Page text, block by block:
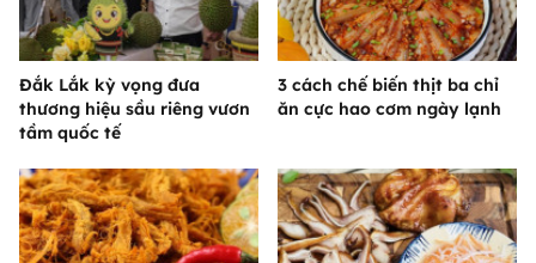
Đắk Lắk kỳ vọng đưa
thương hiệu sầu riêng vươn
tầm quốc tế
3 cách chế biến thịt ba chỉ
ăn cực hao cơm ngày lạnh